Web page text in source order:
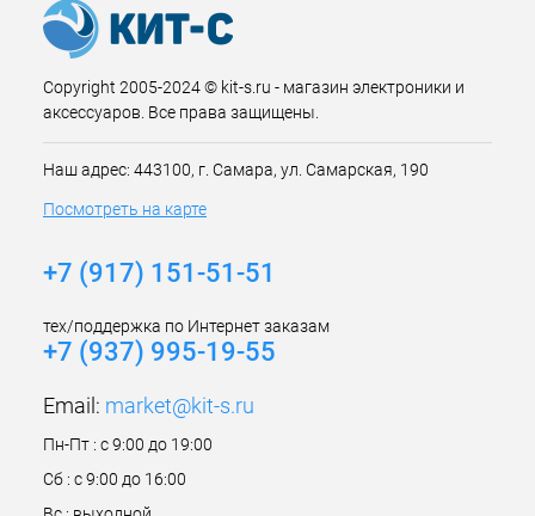
Copyright 2005-2024 © kit-s.ru - магазин электроники и
аксессуаров. Все права защищены.
Наш адрес: 443100, г. Самара, ул. Самарская, 190
Посмотреть на карте
+7 (917) 151-51-51
тех/поддержка по Интернет заказам
+7 (937) 995-19-55
Email: market@kit-s.ru
Пн-Пт : с 9:00 до 19:00
Сб : с 9:00 до 16:00